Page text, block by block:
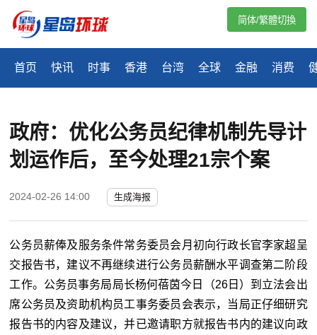
首页 快讯 时事 香港 台湾 全球 金融 消费
简体/繁體切換
政府：优化公务员纪律机制先导计
划运作后，至今处理21宗个案
2024-02-26 14:00 生成海报
公务员薪俸及服务条件常务委员会月初向行政长官李家超呈
交报告书，建议不再继续进行公务员薪酬水平调查第二阶段
工作。公务员事务局局长杨何蓓茵今日（26日）到立法会出
席公务员及资助机构员工事务委员会表示，当局正仔细研究
报告书的内容及建议，并已邀请职方就报告书内的建议向政